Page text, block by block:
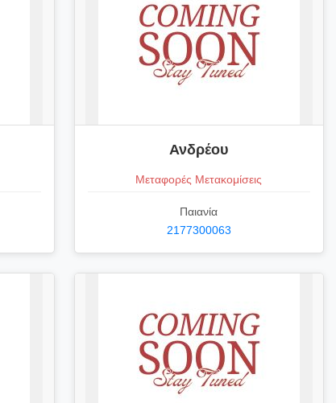
Ανδρέου
Μεταφορές Μετακομίσεις
Παιανία
2177300063